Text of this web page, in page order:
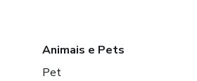
Animais e Pets
Pet